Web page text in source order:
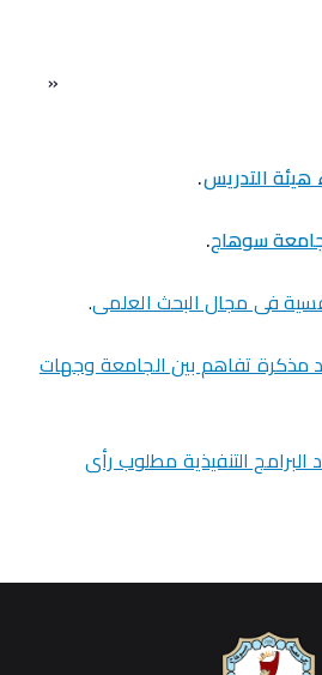
هيئة التدريس.
سوهاج.
فى مجال البحث العلمى.
مذكرة تفاهم بين الجامعة وجهات
البرامج التنفيذية مطلوب رأى